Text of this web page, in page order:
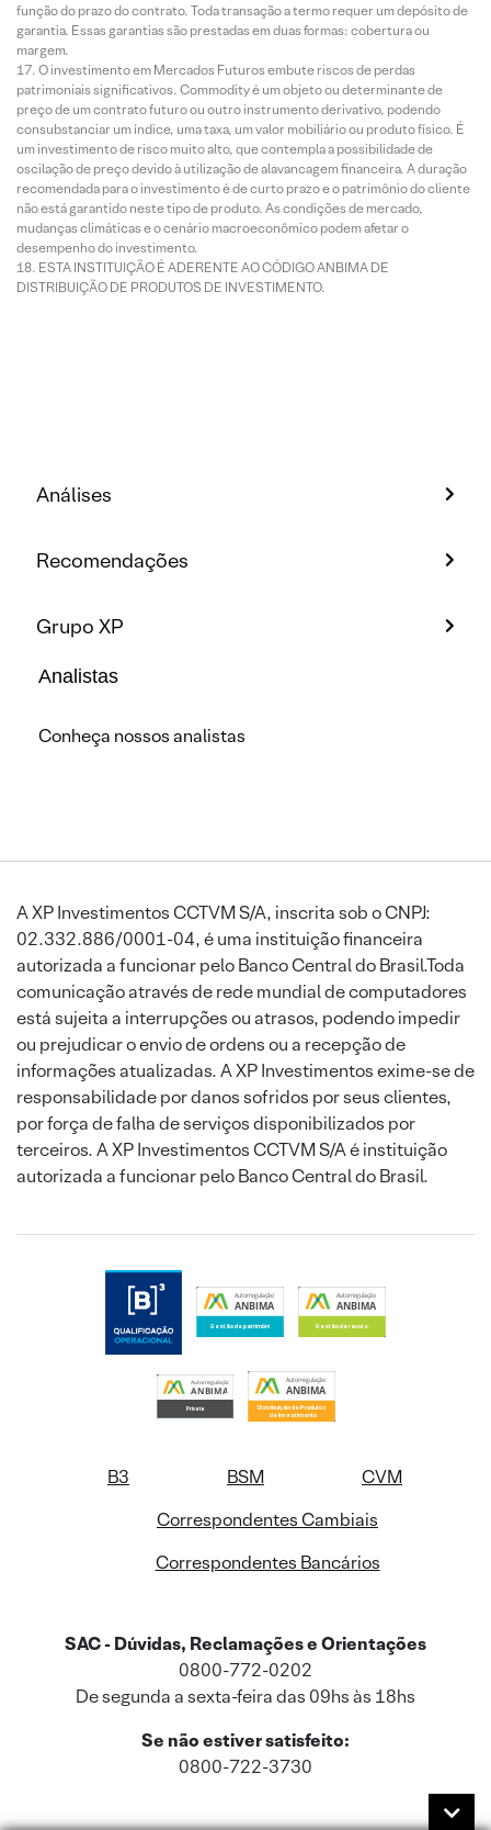
função do prazo do contrato. Toda transação a termo requer um depósito de
garantia. Essas garantias são prestadas em duas formas: cobertura ou
margem.
O investimento em Mercados Futuros embute riscos de perdas
patrimoniais significativos. Commodity é um objeto ou determinante de
preço de um contrato futuro ou outro instrumento derivativo, podendo
consubstanciar um índice, uma taxa, um valor mobiliário ou produto físico. É
um investimento de risco muito alto, que contempla a possibilidade de
oscilação de preço devido à utilização de alavancagem financeira. A duração
recomendada para o investimento é de curto prazo e o patrimônio do cliente
não está garantido neste tipo de produto. As condições de mercado,
mudanças climáticas e o cenário macroeconômico podem afetar o
desempenho do investimento.
ESTA INSTITUIÇÃO É ADERENTE AO CÓDIGO ANBIMA DE
DISTRIBUIÇÃO DE PRODUTOS DE INVESTIMENTO.
Análises
Recomendações
Grupo XP
Analistas
Conheça nossos analistas
A XP Investimentos CCTVM S/A, inscrita sob o CNPJ:
02.332.886/0001-04, é uma instituição financeira
autorizada a funcionar pelo Banco Central do Brasil.Toda
comunicação através de rede mundial de computadores
está sujeita a interrupções ou atrasos, podendo impedir
ou prejudicar o envio de ordens ou a recepção de
informações atualizadas. A XP Investimentos exime-se de
responsabilidade por danos sofridos por seus clientes,
por força de falha de serviços disponibilizados por
terceiros. A XP Investimentos CCTVM S/A é instituição
autorizada a funcionar pelo Banco Central do Brasil.
B3 BSM
CVM
Correspondentes Cambiais
Correspondentes Bancários
SAC - Dúvidas, Reclamações e Orientações
0800-772-0202
De segunda a sexta-feira das 09hs às 18hs
Se não estiver satisfeito:
0800-722-3730